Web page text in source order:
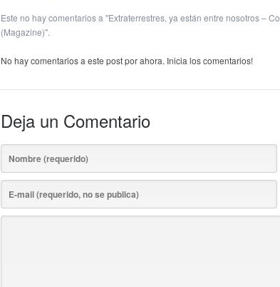
Este no hay comentarios a "Extraterrestres, ya están entre nosotros –
(Magazine)".
No hay comentarios a este post por ahora. Inicia los comentarios!
Deja un Comentario